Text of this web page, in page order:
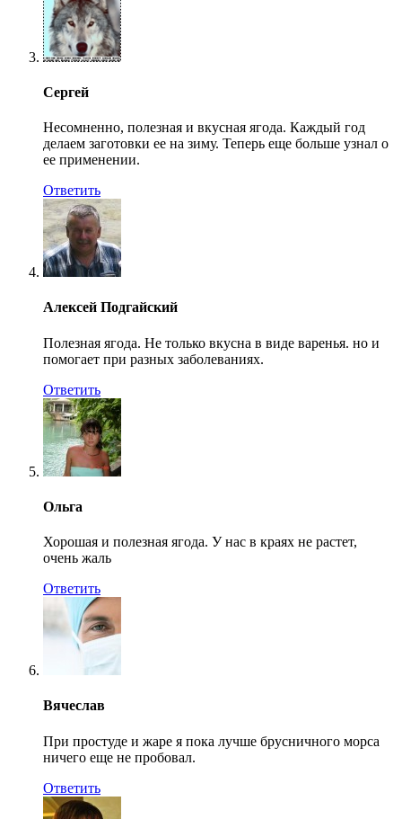
Сергей
Несомненно, полезная и вкусная ягода. Каждый год
делаем заготовки ее на зиму. Теперь еще больше узнал о
ее применении.
Ответить
Алексей Подгайский
Полезная ягода. Не только вкусна в виде варенья. но и
помогает при разных заболеваниях.
Ответить
Ольга
Хорошая и полезная ягода. У нас в краях не растет,
очень жаль
Ответить
Вячеслав
При простуде и жаре я пока лучше брусничного морса
ничего еще не пробовал.
Ответить